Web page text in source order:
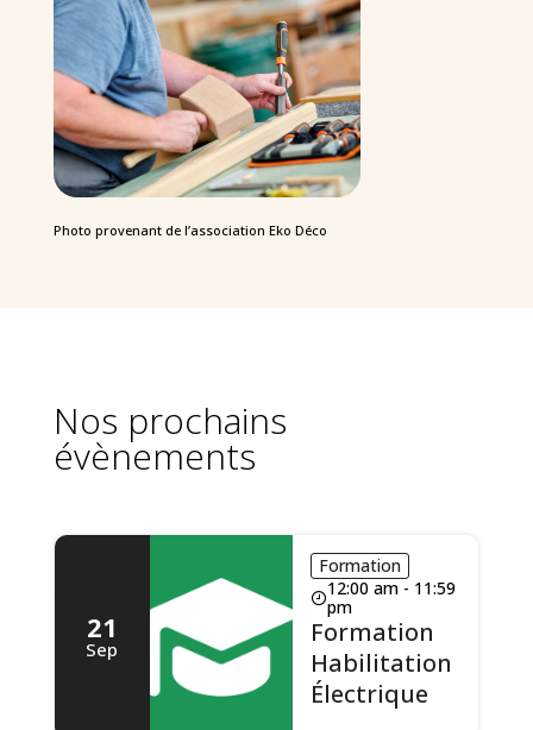
Photo provenant de l’association Eko Déco
Nos prochains
évènements
21
Sep
Formation
12:00 am - 11:59
pm
Formation
Habilitation
Électrique